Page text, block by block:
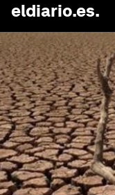
eldiario.es.